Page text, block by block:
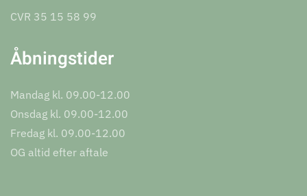
CVR 35 15 58 99
Åbningstider
Mandag kl. 09.00-12.00
Onsdag kl. 09.00-12.00
Fredag kl. 09.00-12.00
OG altid efter aftale